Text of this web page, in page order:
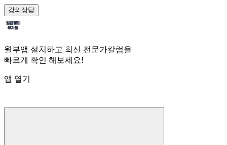
강의상담
월부앱 설치하고 최신 전문가칼럼을
빠르게 확인 해보세요!
앱 열기